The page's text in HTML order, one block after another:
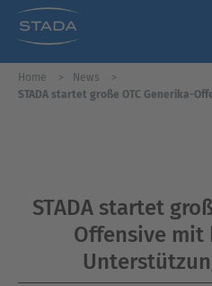
Home
News
STADA startet große OTC Generika-
STADA startet
Offensive mit